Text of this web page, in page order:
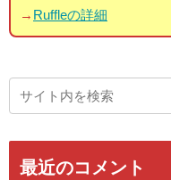
→ Ruffleの詳細
最近のコメント